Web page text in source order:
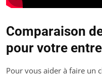
Comparaison
pour votre
Pour vous aider à faire un